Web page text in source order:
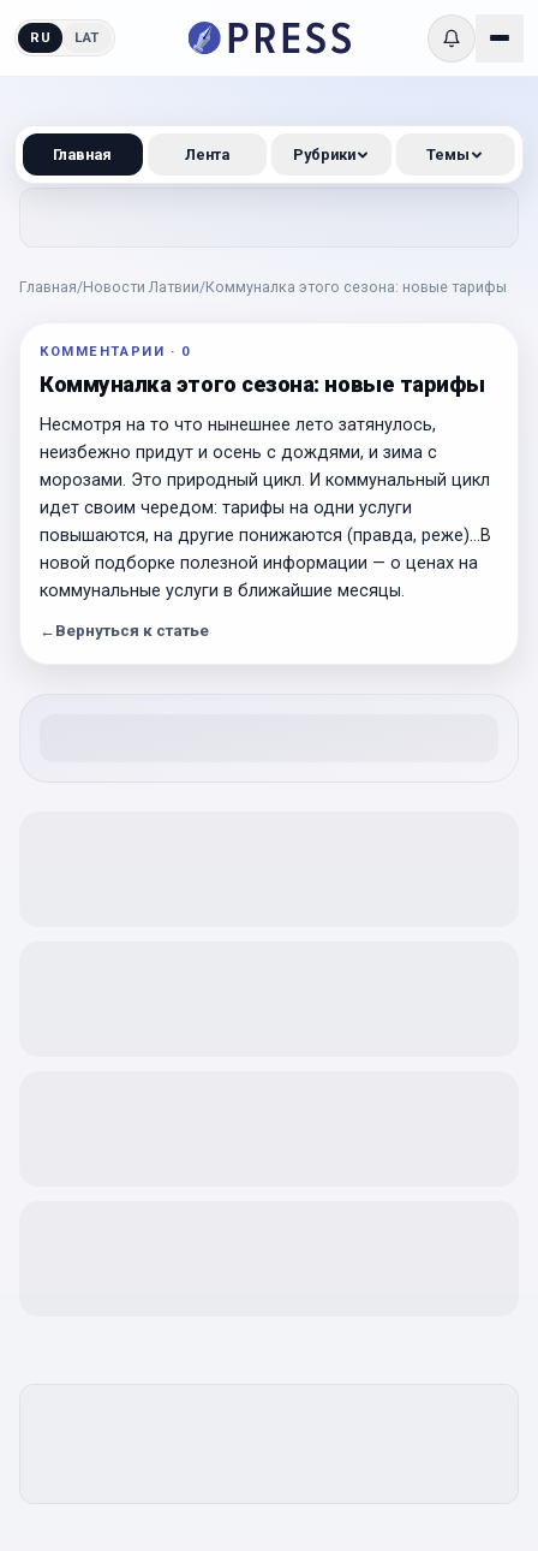
RU LAT
Главная/Новости Латвии/Коммуналка этого сезона: новые тарифы
КОММЕНТАРИИ · 0
Коммуналка этого сезона: новые тарифы
Несмотря на то что нынешнее лето затянулось,
неизбежно придут и осень с дождями, и зима с
морозами. Это природный цикл. И коммунальный цикл
идет своим чередом: тарифы на одни услуги
повышаются, на другие понижаются (правда, реже)…В
новой подборке полезной информации — о ценах на
коммунальные услуги в ближайшие месяцы.
← Вернуться к статье
Главная Лента Рубрики Темы